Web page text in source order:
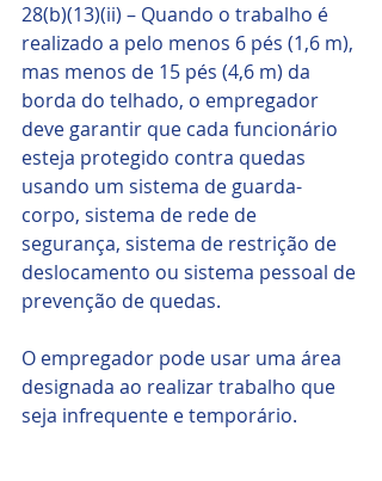
28(b)(13)(ii) – Quando o trabalho é
realizado a pelo menos 6 pés (1,6 m),
mas menos de 15 pés (4,6 m) da
borda do telhado, o empregador
deve garantir que cada funcionário
esteja protegido contra quedas
usando um sistema de guarda-
corpo, sistema de rede de
segurança, sistema de restrição de
deslocamento ou sistema pessoal de
prevenção de quedas.
O empregador pode usar uma área
designada ao realizar trabalho que
seja infrequente e temporário.